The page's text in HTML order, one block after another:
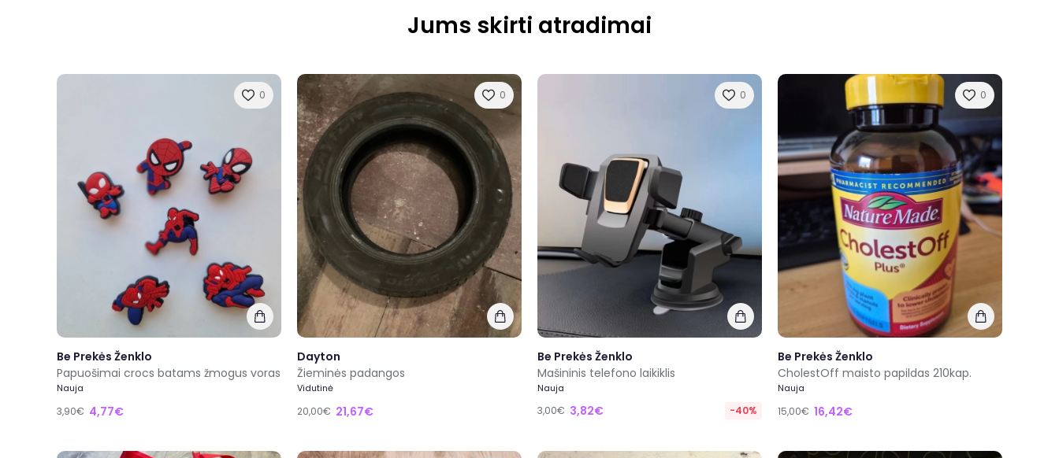
Jums skirti atradimai
0
Be Prekės Ženklo
Papuošimai crocs batams žmogus voras
Nauja
3,90€ 4,77€
0
Dayton
Žieminės padangos
Vidutinė
20,00€ 21,67€
0
Be Prekės Ženklo
Mašininis telefono laikiklis
Nauja
3,00€ 3,82€ -40%
0
Be Prekės Ženklo
CholestOff maisto papildas 210kap.
Nauja
15,00€ 16,42€